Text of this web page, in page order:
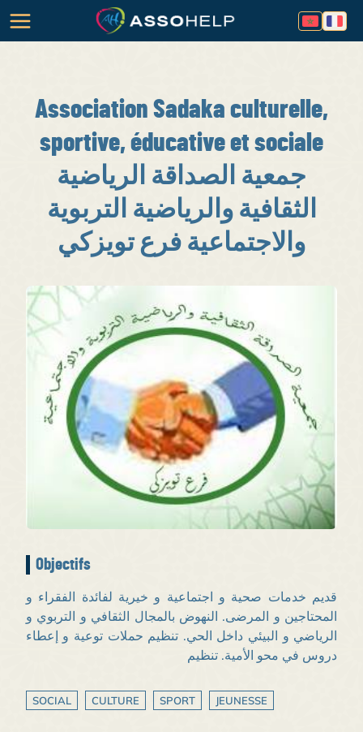
Association Sadaka culturelle,
sportive, éducative et sociale
جمعية الصداقة الرياضية
الثقافية والرياضية التربوية
والاجتماعية فرع تويزكي
Objectifs
قديم خدمات صحية و اجتماعية و خيرية لفائدة الفقراء و
المحتاجين و المرضى. النهوض بالمجال الثقافي و التربوي و
الرياضي و البيئي داخل الحي. تنظيم حملات توعية و إعطاء
دروس في محو الأمية. تنظيم
SOCIAL CULTURE SPORT JEUNESSE